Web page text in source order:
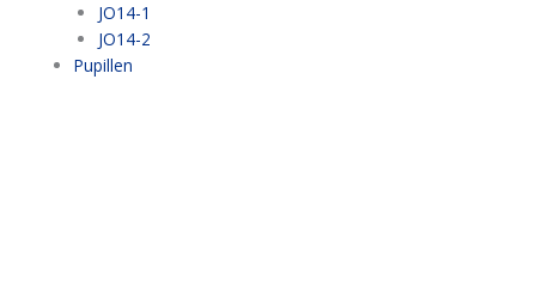
JO14-1
JO14-2
Pupillen